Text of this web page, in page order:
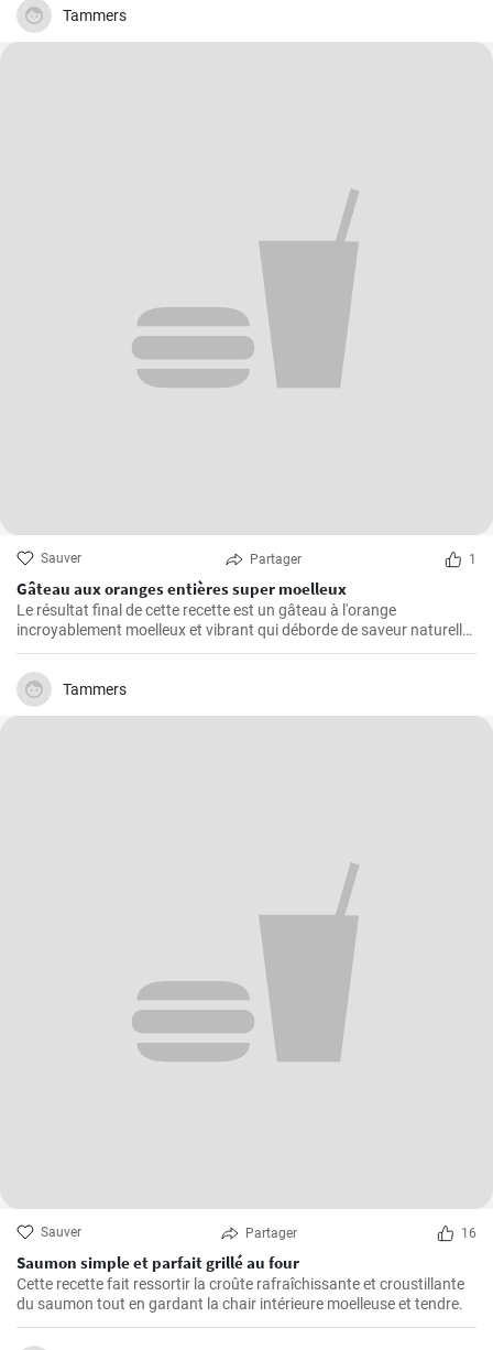
Tammers
Sauver Partager 1
Gâteau aux oranges entières super moelleux
Le résultat final de cette recette est un gâteau à l'orange
incroyablement moelleux et vibrant qui déborde de saveur naturelle
d'agrumes.
Tammers
Sauver Partager 16
Saumon simple et parfait grillé au four
Cette recette fait ressortir la croûte rafraîchissante et croustillante
du saumon tout en gardant la chair intérieure moelleuse et tendre.